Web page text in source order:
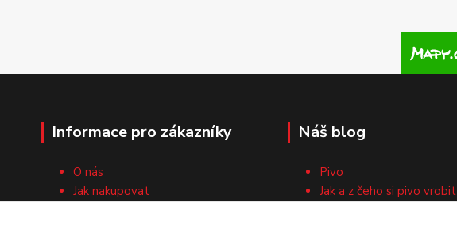
Informace pro zákazníky
O nás
Jak nakupovat
Náš blog
Pivo
Jak a z čeho si pivo vrobit